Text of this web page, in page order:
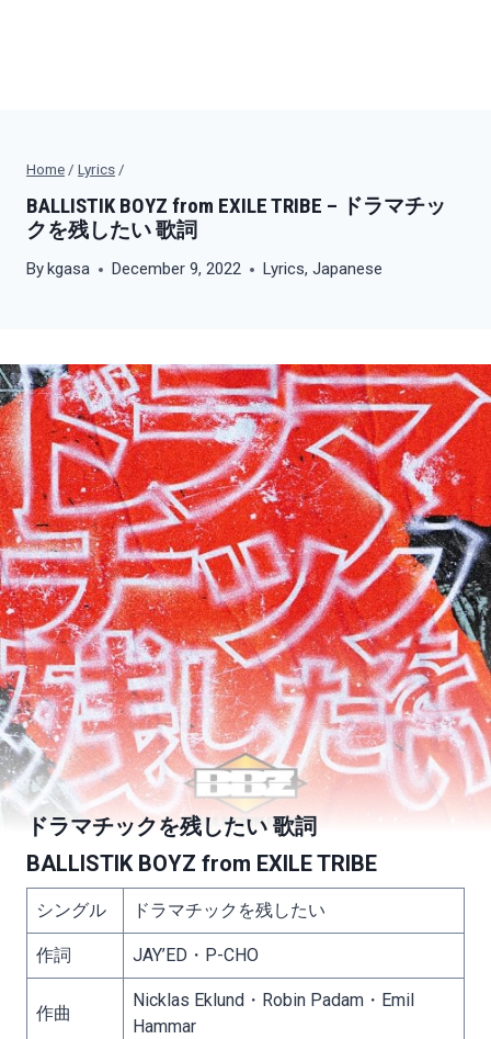
Home / Lyrics /
BALLISTIK BOYZ from EXILE TRIBE – ドラマチッ
クを残したい 歌詞
Bykgasa December 9, 2022 Lyrics,Japanese
ドラマチックを残したい 歌詞
BALLISTIK BOYZ from EXILE TRIBE
シングル ドラマチックを残したい
作詞 JAY’ED・P-CHO
作曲
Nicklas Eklund・Robin Padam・Emil
Hammar